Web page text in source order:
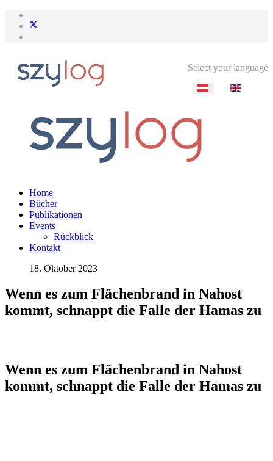
Select your language
Home
Bücher
Publikationen
Events
Rückblick
Kontakt
18. Oktober 2023
Wenn es zum Flächenbrand in Nahost
kommt, schnappt die Falle der Hamas zu
Wenn es zum Flächenbrand in Nahost
kommt, schnappt die Falle der Hamas zu